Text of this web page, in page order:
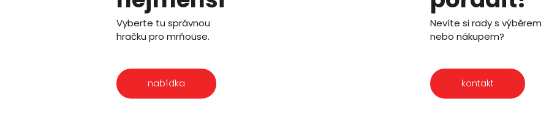
Vyberte tu správnou
hračku pro mrňouse.
nabídka
Nevíte si rady s výběrem
nebo nákupem?
kontakt